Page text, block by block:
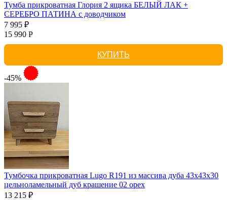
Тумба прикроватная Глория 2 ящика БЕЛЫЙ ЛАК +
СЕРЕБРО ПАТИНА с доводчиком
7 995 ₽
15 990 Р
КУПИТЬ
-45%
Тумбочка прикроватная Lugo R191 из массива дуба 43х43х30
цельноламельный дуб крашение 02 орех
13 215 ₽